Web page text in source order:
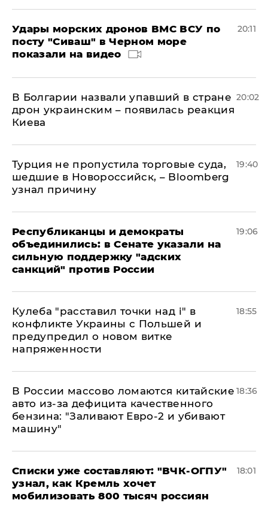
Удары морских дронов ВМС ВСУ по
посту "Сиваш" в Черном море
показали на видео
20:11
В Болгарии назвали упавший в стране
дрон украинским – появилась реакция
Киева
20:02
Турция не пропустила торговые суда,
шедшие в Новороссийск, – Bloomberg
узнал причину
19:40
Республиканцы и демократы
объединились: в Сенате указали на
сильную поддержку "адских
санкций" против России
19:06
Кулеба "расставил точки над і" в
конфликте Украины с Польшей и
предупредил о новом витке
напряженности
18:55
В России массово ломаются китайские
авто из-за дефицита качественного
бензина: "Заливают Евро-2 и убивают
машину"
18:36
Списки уже составляют: "ВЧК-ОГПУ"
узнал, как Кремль хочет
мобилизовать 800 тысяч россиян
18:01